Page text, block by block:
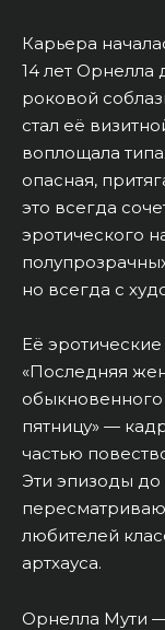
Карьера
14 лет Орнелла
роковой
стал её
воплощала
опасная,
это всегда
эротического
но всегда с
Её
«Последняя
обыкновенного
пятницу» —
частью
Эти эпизоды до
любителей
артхауса.
Орнелла Мути —